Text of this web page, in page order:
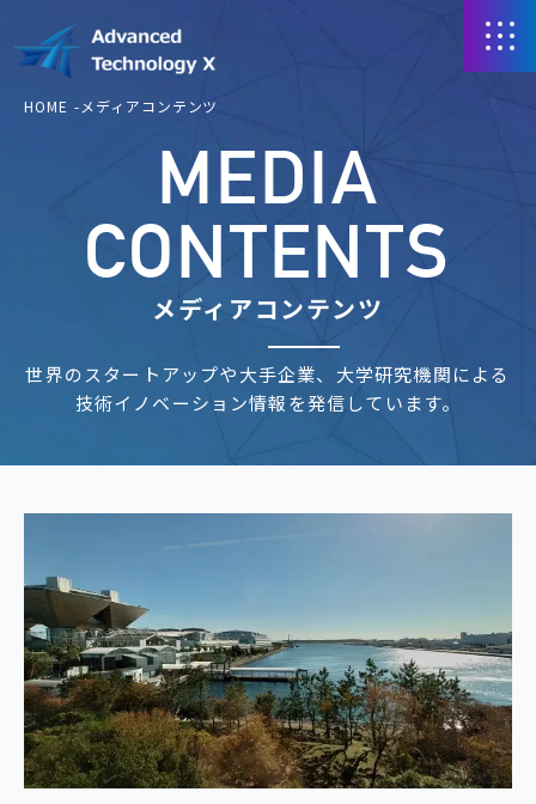
HOME メディアコンテンツ
MEDIA
CONTENTS
メディアコンテンツ
世界のスタートアップや大手企業、大学研究機関による
技術イノベーション情報を発信しています。